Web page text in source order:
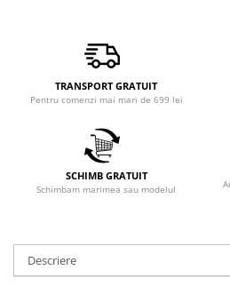
TRANSPORT GRATUIT
Pentru comenzi mai mari de 699 lei
SCHIMB GRATUIT
Schimbam marimea sau modelul
Descriere